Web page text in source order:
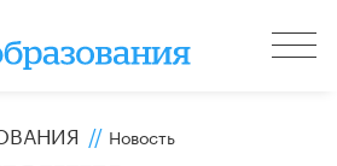
// Новость